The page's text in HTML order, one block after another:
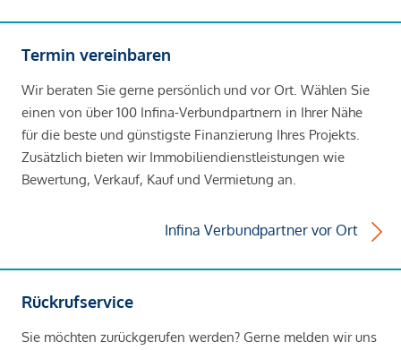
Termin vereinbaren
Wir beraten Sie gerne persönlich und vor Ort. Wählen Sie
einen von über 100 Infina-Verbundpartnern in Ihrer Nähe
für die beste und günstigste Finanzierung Ihres Projekts.
Zusätzlich bieten wir Immobiliendienstleistungen wie
Bewertung, Verkauf, Kauf und Vermietung an.
Infina Verbundpartner vor Ort
Rückrufservice
Sie möchten zurückgerufen werden? Gerne melden wir uns